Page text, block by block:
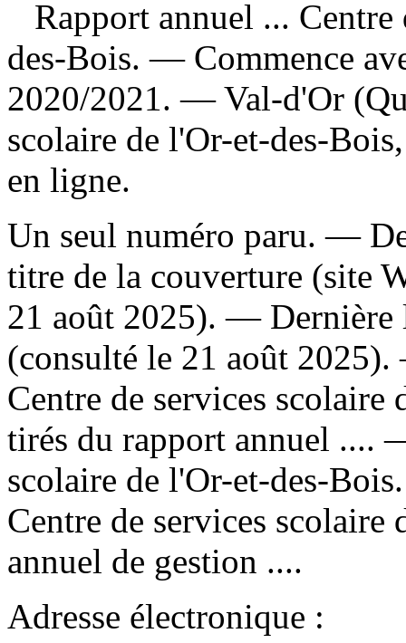
Rapport annuel ...
des-Bois. — Commence
2020/2021. — Val-d'Or
scolaire de l'Or-et-des-
en ligne.
Un seul numéro paru. —
titre de la couverture (site
21 août 2025). — Dernière
(consulté le 21 août
Centre de services
tirés du rapport annuel
scolaire de l'Or-et-des-
Centre de services
annuel de gestion ....
Adresse électronique :